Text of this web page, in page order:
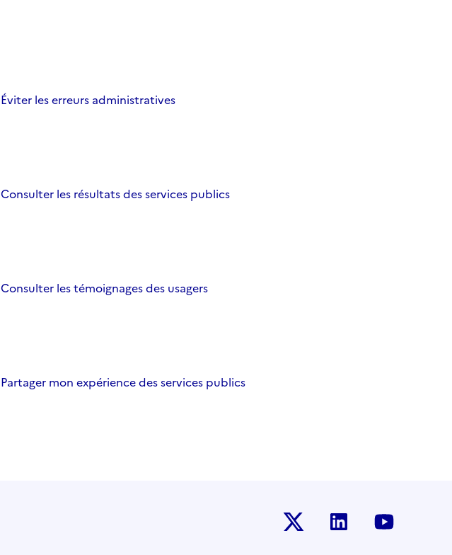
Éviter les erreurs administratives
Consulter les résultats des services publics
Consulter les témoignages des usagers
Partager mon expérience des services publics
Twitter-x Linkedin